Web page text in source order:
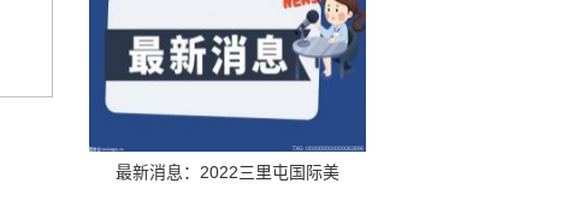
最新消息：2022三里屯国际美